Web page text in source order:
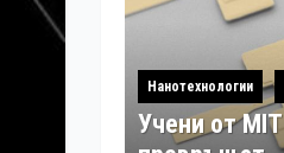
Нанотехнологии
Учени от MIT